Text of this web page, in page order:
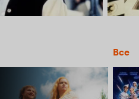
Все